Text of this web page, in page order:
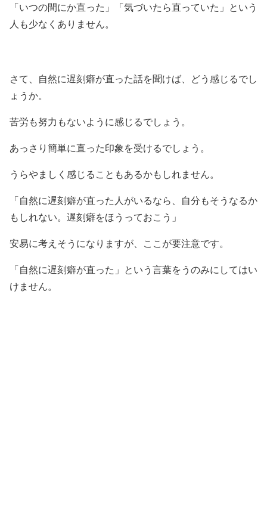
「いつの間にか直った」「気づいたら直っていた」という
人も少なくありません。
さて、自然に遅刻癖が直った話を聞けば、どう感じるでし
ょうか。
苦労も努力もないように感じるでしょう。
あっさり簡単に直った印象を受けるでしょう。
うらやましく感じることもあるかもしれません。
「自然に遅刻癖が直った人がいるなら、自分もそうなるか
もしれない。遅刻癖をほうっておこう」
安易に考えそうになりますが、ここが要注意です。
「自然に遅刻癖が直った」という言葉をうのみにしてはい
けません。